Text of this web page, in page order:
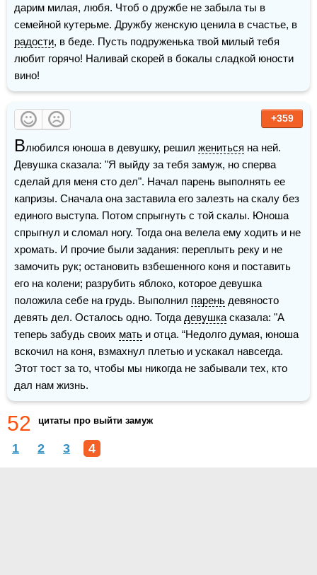
дарим милая, любя. Чтоб о дружбе не забыла ты в
радости, в беде. Пусть подруженька твой милый тебя
любит горячо! Наливай скорей в бокалы сладкой юности
вино!
+359
Влюбился юноша в девушку, решил жениться на ней.
Девушка сказала: "Я выйду за тебя замуж, но сперва
сделай для меня сто дел". Начал парень выполнять ее
капризы. Сначала она заставила его залезть на скалу без
единого выступа. Потом спрыгнуть с той скалы. Юноша
спрыгнул и сломал ногу. Тогда она велела ему ходить и не
хромать. И прочие были задания: переплыть реку и не
замочить рук; остановить взбешенного коня и поставить
его на колени; разрубить яблоко, которое девушка
положила себе на грудь. Выполнил парень девяносто
девять дел. Осталось одно. Тогда девушка сказала: "А
теперь забудь своих мать и отца. “Недолго думая, юноша
вскочил на коня, взмахнул плетью и ускакал навсегда.
Этот тост за то, чтобы мы никогда не забывали тех, кто
дал нам жизнь.
52 цитаты про выйти замуж
1 2 3 4